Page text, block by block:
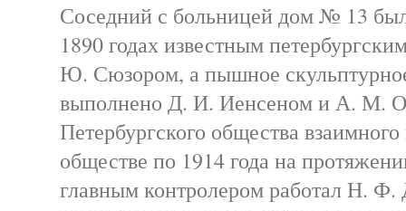
Соседний с больницей дом № 13
1890 годах известным
Ю. Сюзором, а пышное
выполнено Д. И. Иенсеном и А. М.
Петербургского общества
обществе по 1914 года на
главным контролером работал Н.